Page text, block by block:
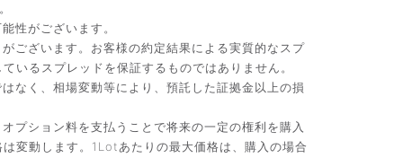
性がございます。
ございます。お客様の約定結果による実質的なスプ
いるスプレッドを保証するものではありません。
なく、相場変動等により、預託した証拠金以上の損
プション料を支払うことで将来の一定の権利を購入
変動します。1Lotあたりの最大価格は、購入の場合